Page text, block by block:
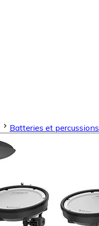
Batteries et percussions